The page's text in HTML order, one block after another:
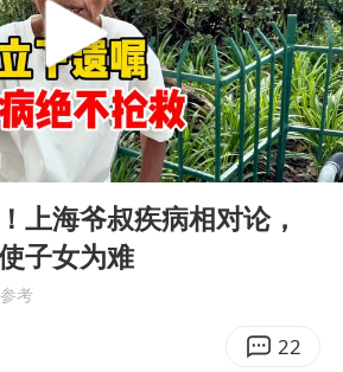
河南警方公开征集黑恶犯罪线索
谢霆锋演唱会隔空祝王菲生日快乐
方桃子代言广告视频已下架
WTT横滨冠军赛女单四强国乒占三席
浙江省发出今年第2号指挥长令
03:13
上海爷叔疾病相对论，
子女为难
考
22